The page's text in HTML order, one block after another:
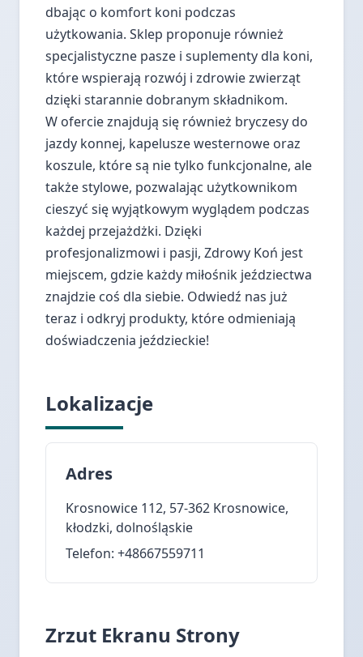
dbając o komfort koni podczas
użytkowania. Sklep proponuje również
specjalistyczne pasze i suplementy dla koni,
które wspierają rozwój i zdrowie zwierząt
dzięki starannie dobranym składnikom.
W ofercie znajdują się również bryczesy do
jazdy konnej, kapelusze westernowe oraz
koszule, które są nie tylko funkcjonalne, ale
także stylowe, pozwalając użytkownikom
cieszyć się wyjątkowym wyglądem podczas
każdej przejażdżki. Dzięki
profesjonalizmowi i pasji, Zdrowy Koń jest
miejscem, gdzie każdy miłośnik jeździectwa
znajdzie coś dla siebie. Odwiedź nas już
teraz i odkryj produkty, które odmieniają
doświadczenia jeździeckie!
Lokalizacje
Adres
Krosnowice 112, 57-362 Krosnowice,
kłodzki, dolnośląskie
Telefon: +48667559711
Zrzut Ekranu Strony